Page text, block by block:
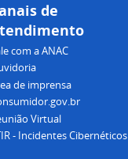
de
com a ANAC
de imprensa
Virtual
- Incidentes Cibernéticos